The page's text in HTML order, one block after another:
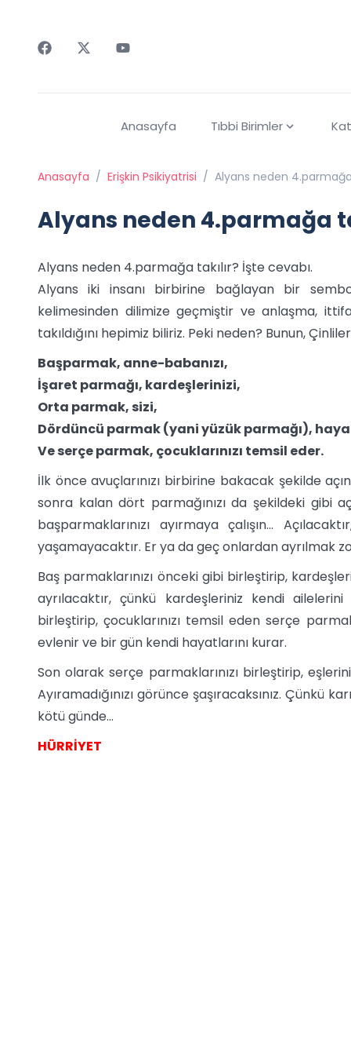
Anasayfa Tıbbi Birimler
Anasayfa / Erişkin Psikiyatrisi / Alyans neden 4.parmağa
Alyans neden 4.parmağa
Alyans neden 4.parmağa takılır? İşte cevabı.
Alyans iki insanı birbirine bağlayan bir
kelimesinden dilimize geçmiştir ve anlaşma,
takıldığını hepimiz biliriz. Peki neden? Bunun,
Başparmak, anne-babanızı,
İşaret parmağı, kardeşlerinizi,
Orta parmak, sizi,
Dördüncü parmak (yani yüzük parmağı),
Ve serçe parmak, çocuklarınızı temsil eder.
İlk önce avuçlarınızı birbirine bakacak şekilde
sonra kalan dört parmağınızı da şekildeki gibi
başparmaklarınızı ayırmaya çalışın...
yaşamayacaktır. Er ya da geç onlardan ayrılmak
Baş parmaklarınızı önceki gibi birleştirip,
ayrılacaktır, çünkü kardeşleriniz kendi
birleştirip, çocuklarınızı temsil eden serçe
evlenir ve bir gün kendi hayatlarını kurar.
Son olarak serçe parmaklarınızı birleştirip,
Ayıramadığınızı görünce şaşıracaksınız.
kötü günde...
HÜRRİYET